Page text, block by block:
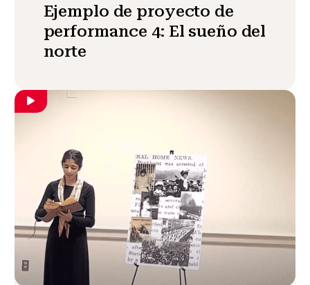
Ejemplo de proyecto de
performance 4: El sueño del
norte